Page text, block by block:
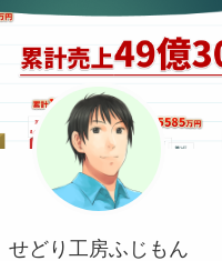
せどり工房ふじもん